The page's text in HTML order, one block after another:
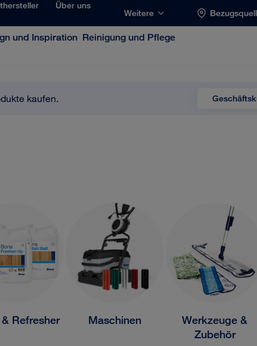
Über uns
Weitere
und Inspiration Reinigung und Pflege
kaufen.
Refresher Maschinen
Werkzeuge &
Zubehör